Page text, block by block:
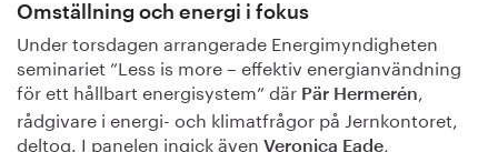
Omställning och energi i fokus
Under torsdagen arrangerade Energimyndigheten
seminariet ”Less is more – effektiv energianvändning
för ett hållbart energisystem” där Pär Hermerén,
rådgivare i energi- och klimatfrågor på Jernkontoret,
deltog. I panelen ingick även Veronica Eade,